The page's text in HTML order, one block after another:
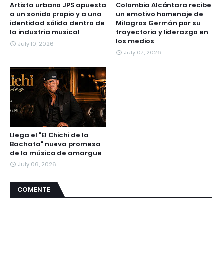
Artista urbano JPS apuesta
a un sonido propio y a una
identidad sólida dentro de
la industria musical
July 10, 2026
Colombia Alcántara recibe
un emotivo homenaje de
Milagros Germán por su
trayectoria y liderazgo en
los medios
July 07, 2026
Llega el "El Chichi de la
Bachata" nueva promesa
de la música de amargue
July 06, 2026
COMENTE